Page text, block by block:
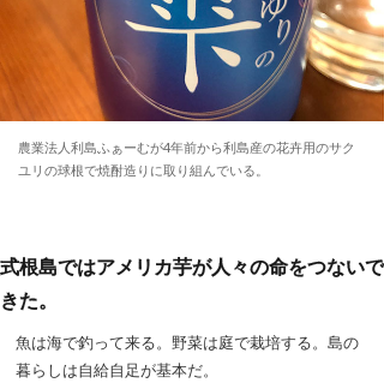
農業法人利島ふぁーむが4年前から利島産の花卉用のサク
ユリの球根で焼酎造りに取り組んでいる。
式根島ではアメリカ芋が人々の命をつないで
きた。
魚は海で釣って来る。野菜は庭で栽培する。島の
暮らしは自給自足が基本だ。